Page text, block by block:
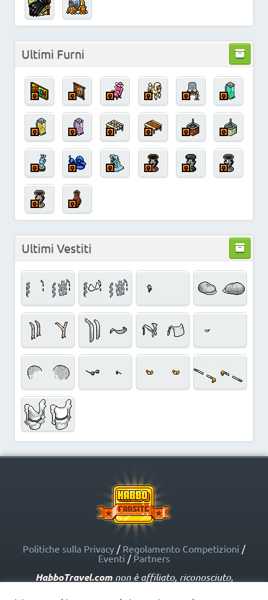
Ultimi Furni
Ultimi Vestiti
Politiche sulla Privacy / Regolamento Competizioni /
Eventi / Partners
HabboTravel.comnon è affiliato, riconosciuto,
dalle società affiliate. HabboTravel.com può servirsi di